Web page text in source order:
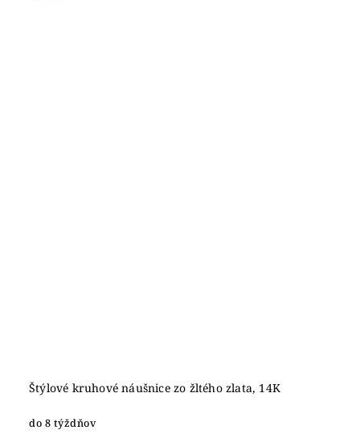
Štýlové kruhové náušnice zo žltého zlata, 14K
do 8 týždňov